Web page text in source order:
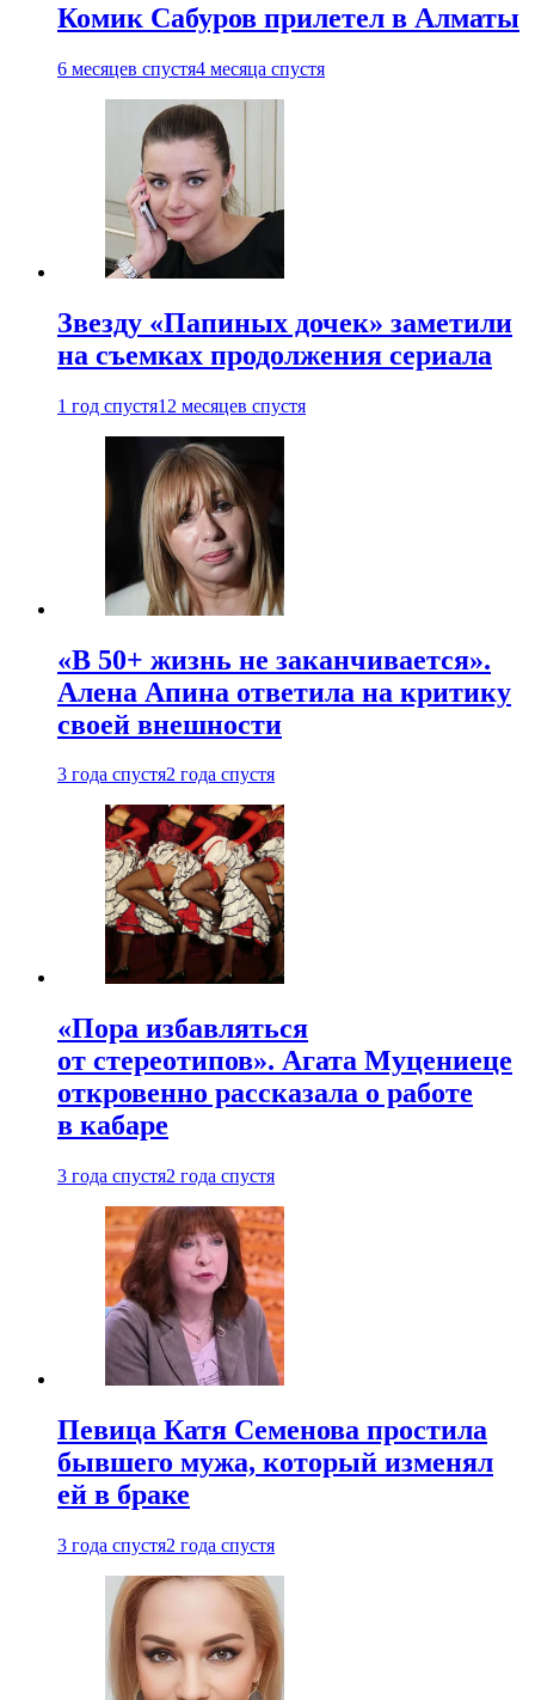
Комик Сабуров прилетел в Алматы
6 месяцев спустя4 месяца спустя
Звезду «Папиных дочек» заметили
на съемках продолжения сериала
1 год спустя12 месяцев спустя
«В 50+ жизнь не заканчивается».
Алена Апина ответила на критику
своей внешности
3 года спустя2 года спустя
«Пора избавляться
от стереотипов». Агата Муцениеце
откровенно рассказала о работе
в кабаре
3 года спустя2 года спустя
Певица Катя Семенова простила
бывшего мужа, который изменял
ей в браке
3 года спустя2 года спустя